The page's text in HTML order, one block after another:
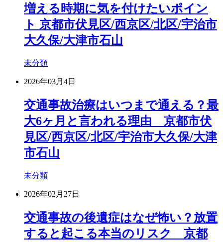
増える時期に気を付けたいポイン
ト 京都市伏見区/西京区/北区/宇治市
大久保/大津市石山
未分類
2026年03月4日
交通事故治療はいつまで通える？最
大6ヶ月と言われる理由 京都市伏
見区/西京区/北区/宇治市大久保/大津
市石山
未分類
2026年02月27日
交通事故の後遺症はなぜ怖い？放置
すると起こる本当のリスク 京都